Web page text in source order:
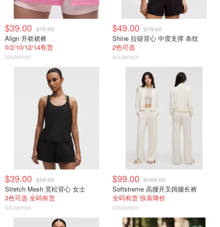
$39.00 $78.00
Align 开衩裙裤
0/2/10/12/14有货
lululemon
$49.00 $78.00
Shine 拉链背心 中度支撑 条纹
2色可选
lululemon
$39.00 $58.00
Stretch Mesh 宽松背心 女士
3色可选 全码有货
lululemon
$99.00 $168.00
Softstreme 高腰开叉阔腿长裤
全码有货 惊喜降价
lululemon